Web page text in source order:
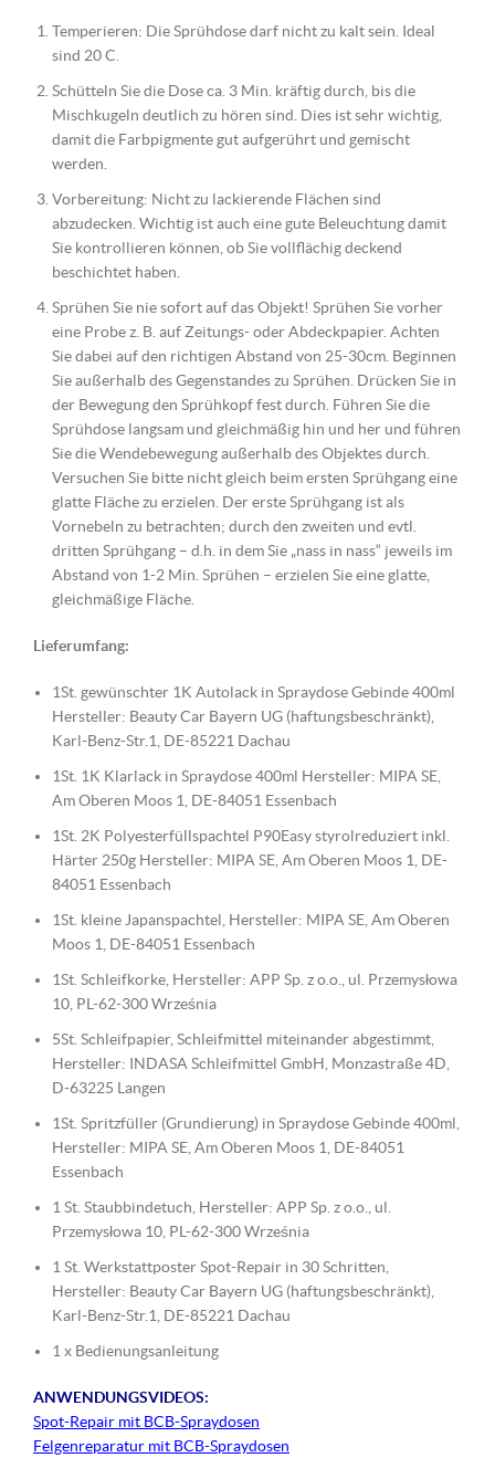
Temperieren: Die Sprühdose darf nicht zu kalt sein. Ideal
sind 20 C.
Schütteln Sie die Dose ca. 3 Min. kräftig durch, bis die
Mischkugeln deutlich zu hören sind. Dies ist sehr wichtig,
damit die Farbpigmente gut aufgerührt und gemischt
werden.
Vorbereitung: Nicht zu lackierende Flächen sind
abzudecken. Wichtig ist auch eine gute Beleuchtung damit
Sie kontrollieren können, ob Sie vollflächig deckend
beschichtet haben.
Sprühen Sie nie sofort auf das Objekt! Sprühen Sie vorher
eine Probe z. B. auf Zeitungs- oder Abdeckpapier. Achten
Sie dabei auf den richtigen Abstand von 25-30cm. Beginnen
Sie außerhalb des Gegenstandes zu Sprühen. Drücken Sie in
der Bewegung den Sprühkopf fest durch. Führen Sie die
Sprühdose langsam und gleichmäßig hin und her und führen
Sie die Wendebewegung außerhalb des Objektes durch.
Versuchen Sie bitte nicht gleich beim ersten Sprühgang eine
glatte Fläche zu erzielen. Der erste Sprühgang ist als
Vornebeln zu betrachten; durch den zweiten und evtl.
dritten Sprühgang – d.h. in dem Sie „nass in nass“ jeweils im
Abstand von 1-2 Min. Sprühen – erzielen Sie eine glatte,
gleichmäßige Fläche.
Lieferumfang:
1St. gewünschter 1K Autolack in Spraydose Gebinde 400ml
Hersteller: Beauty Car Bayern UG (haftungsbeschränkt),
Karl-Benz-Str.1, DE-85221 Dachau
1St. 1K Klarlack in Spraydose 400ml Hersteller: MIPA SE,
Am Oberen Moos 1, DE-84051 Essenbach
1St. 2K Polyesterfüllspachtel P90Easy styrolreduziert inkl.
Härter 250g Hersteller: MIPA SE, Am Oberen Moos 1, DE-
84051 Essenbach
1St. kleine Japanspachtel, Hersteller: MIPA SE, Am Oberen
Moos 1, DE-84051 Essenbach
1St. Schleifkorke, Hersteller: APP Sp. z o.o., ul. Przemysłowa
10, PL-62-300 Września
5St. Schleifpapier, Schleifmittel miteinander abgestimmt,
Hersteller: INDASA Schleifmittel GmbH, Monzastraße 4D,
D-63225 Langen
1St. Spritzfüller (Grundierung) in Spraydose Gebinde 400ml,
Hersteller: MIPA SE, Am Oberen Moos 1, DE-84051
Essenbach
1 St. Staubbindetuch, Hersteller: APP Sp. z o.o., ul.
Przemysłowa 10, PL-62-300 Września
1 St. Werkstattposter Spot-Repair in 30 Schritten,
Hersteller: Beauty Car Bayern UG (haftungsbeschränkt),
Karl-Benz-Str.1, DE-85221 Dachau
1 x Bedienungsanleitung
ANWENDUNGSVIDEOS:
Spot-Repair mit BCB-Spraydosen
Felgenreparatur mit BCB-Spraydosen